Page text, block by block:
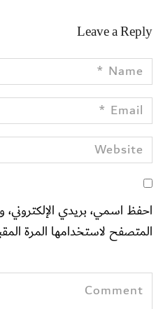
Leave a Reply
احفظ اسمي، بريدي الإلكتروني،
المتصفح لاستخدامها المرة